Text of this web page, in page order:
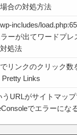
合の対処方法
includes/
ーが出てワードプレ
処法
リンクのクリック数
Links
うURLがサイトマッ
でエラーにな